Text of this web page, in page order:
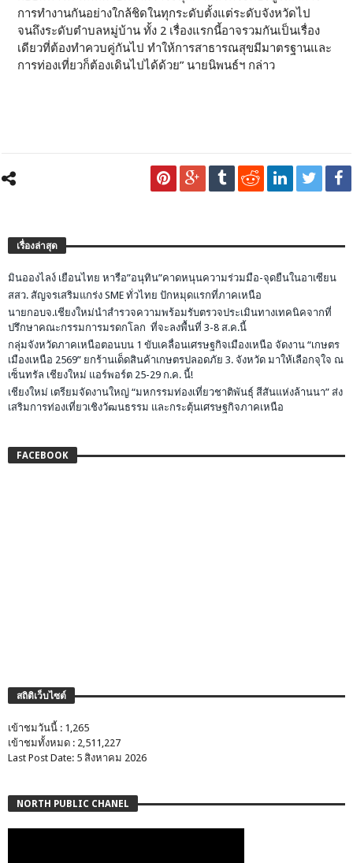
การทำงานกันอย่างใกล้ชิดในทุกระดับตั้งแต่ระดับจังหวัดไป
จนถึงระดับตำบลหมู่บ้าน ทั้ง 2 เรื่องแรกนี้อาจรวมกันเป็นเรื่อง
เดียวที่ต้องทำควบคู่กันไป ทำให้การสาธารณสุขมีมาตรฐานและ
การท่องเที่ยวก็ต้องเดินไปได้ด้วย” นายนิพนธ์ฯ กล่าว
เรื่องล่าสุด
มินอองไลง์ เยือนไทย หารือ”อนุทิน”คาดหนุนความร่วมมือ-จุดยืนในอาเซียน
สสว. สัญจรเสริมแกร่ง SME ทั่วไทย ปักหมุดแรกที่ภาคเหนือ
นายกอบจ.เชียงใหม่นำสำรวจความพร้อมรับตรวจประเมินทางเทคนิคจากที่
ปรึกษาคณะกรรมการมรดกโลก ที่จะลงพื้นที่ 3-8 ส.ค.นี้
กลุ่มจังหวัดภาคเหนือตอนบน 1 ขับเคลื่อนเศรษฐกิจเมืองเหนือ จัดงาน “เกษตร
เมืองเหนือ 2569” ยกร้านเด็ดสินค้าเกษตรปลอดภัย 3. จังหวัด มาให้เลือกจุใจ ณ
เซ็นทรัล เชียงใหม่ แอร์พอร์ต 25-29 ก.ค. นี้!
เชียงใหม่ เตรียมจัดงานใหญ่ “มหกรรมท่องเที่ยวชาติพันธุ์ สีสันแห่งล้านนา” ส่ง
เสริมการท่องเที่ยวเชิงวัฒนธรรม และกระตุ้นเศรษฐกิจภาคเหนือ
FACEBOOK
สถิติเว็บไซต์
เข้าชมวันนี้ : 1,265
เข้าชมทั้งหมด : 2,511,227
Last Post Date: 5 สิงหาคม 2026
NORTH PUBLIC CHANEL